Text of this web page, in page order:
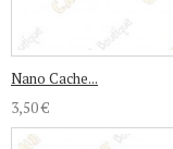
Nano Cache...
3,50 €